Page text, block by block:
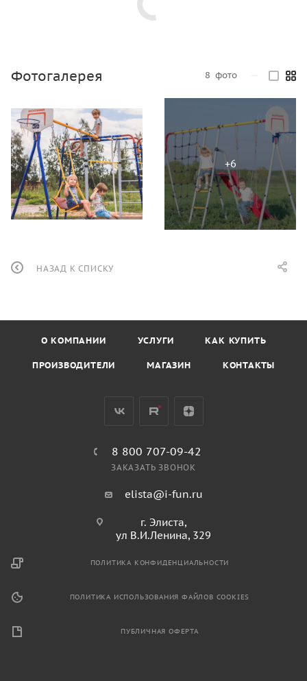
Фотогалерея 8 фото
НАЗАД К СПИСКУ
О КОМПАНИИ УСЛУГИ КАК КУПИТЬ
ПРОИЗВОДИТЕЛИ МАГАЗИН КОНТАКТЫ
8 800 707-09-42
ЗАКАЗАТЬ ЗВОНОК
elista@i-fun.ru
г. Элиста,
ул В.И.Ленина, 329
ПОЛИТИКА КОНФИДЕНЦИАЛЬНОСТИ
ПОЛИТИКА ИСПОЛЬЗОВАНИЯ ФАЙЛОВ COOKIES
ПУБЛИЧНАЯ ОФЕРТА